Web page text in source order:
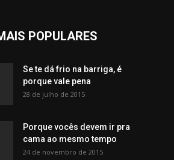
POPULARES
Se te dá frio na barriga, é
porque vale pena
28 de julho de 2015
Porque vocês devem ir pra
cama ao mesmo tempo
24 de novembro de 2015